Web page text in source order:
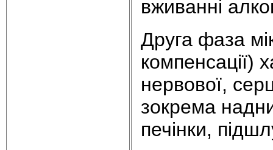
вживанні
Друга фаза
компенсації)
нервової,
зокрема
печінки,